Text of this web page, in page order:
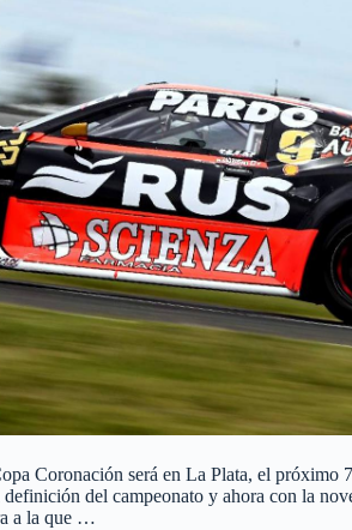
Coronación será en La Plata, el próximo
del campeonato y ahora con la
a la que …